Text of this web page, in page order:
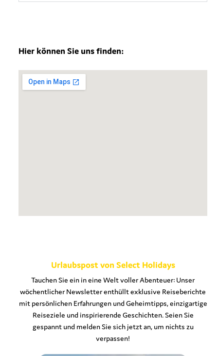
Hier können Sie uns finden:
Urlaubspost von Select Holidays
Tauchen Sie ein in eine Welt voller Abenteuer: Unser
wöchentlicher Newsletter enthüllt exklusive Reiseberichte
mit persönlichen Erfahrungen und Geheimtipps, einzigartige
Reiseziele und inspirierende Geschichten. Seien Sie
gespannt und melden Sie sich jetzt an, um nichts zu
verpassen!